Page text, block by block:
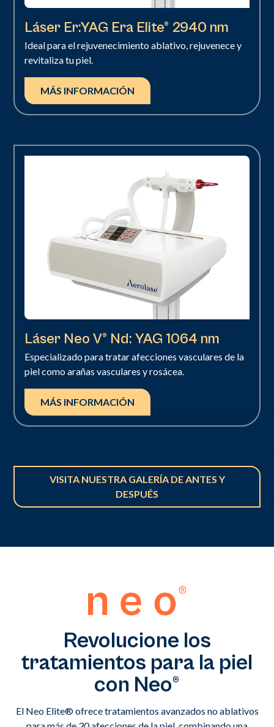
Láser Er:YAG Era Elite® 2940 nm
Ideal para el rejuvenecimiento ablativo, rejuvenece y
revitaliza tu piel.
MÁS INFORMACIÓN
Láser Neo V® Nd: YAG 1064 nm
Especializado para tratar afecciones vasculares de la
piel como arañas vasculares y rosácea.
MÁS INFORMACIÓN
VISITA NUESTRA GALERÍA DE ANTES Y
DESPUÉS
Revolucione los
tratamientos para la piel
con Neo®
El Neo Elite® ofrece tratamientos avanzados no ablativos